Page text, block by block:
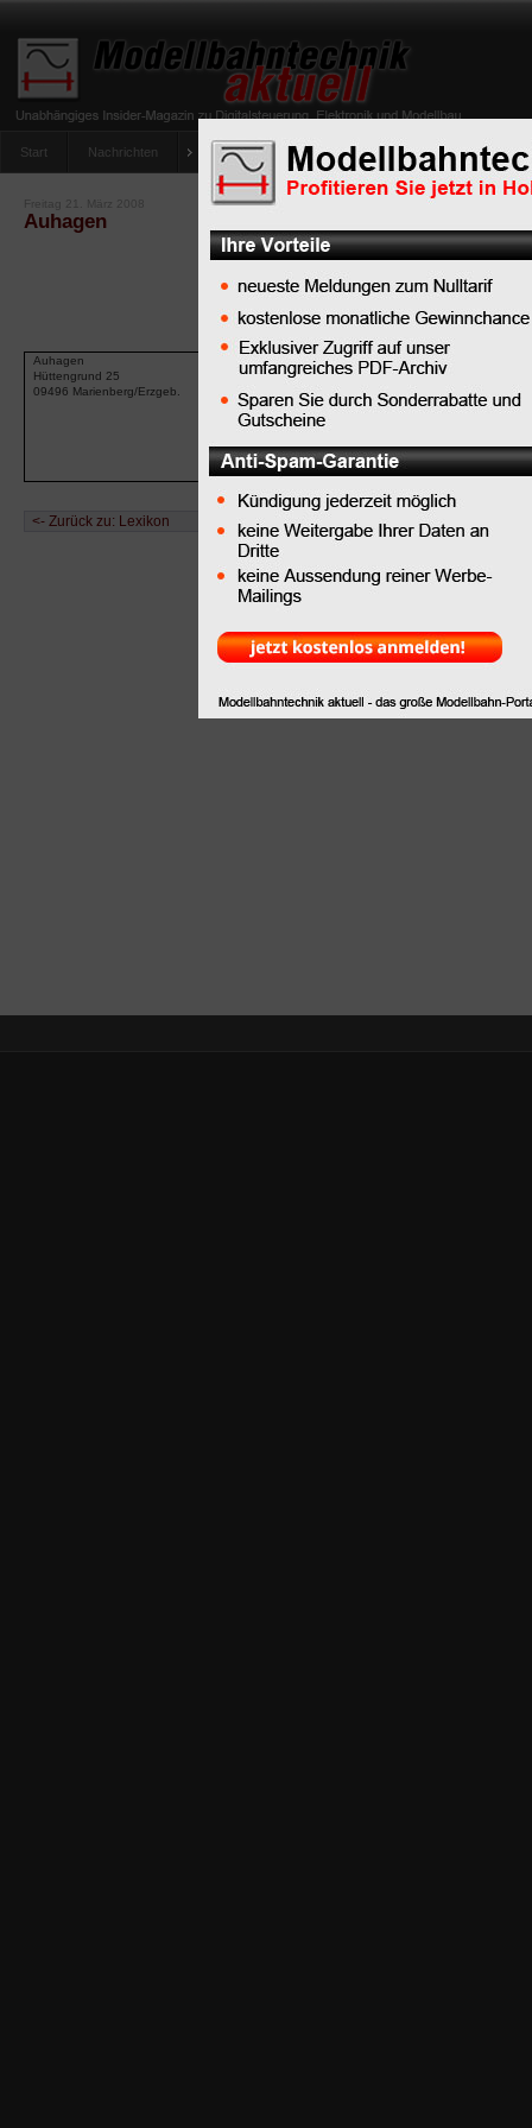
Start Nachrichten Tipps Newsletter Archiv Magazin
umfrage-viessmann-multiprotokoll-lichtdecoder
Freitag 21. März 2008
Auhagen
Auhagen
Hüttengrund 25
09496 Marienberg/Erzgeb.
Tel. +49 (0) 37 35 / 66 84 66
Fax +49 (0) 37 35 / 66 84 33
<- Zurück zu: Lexikon